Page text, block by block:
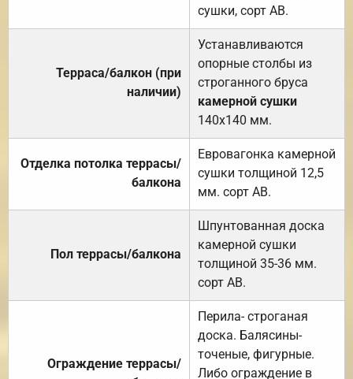
сушки, сорт АВ.
Терраса/балкон (при
наличии)
Устанавливаются
опорные столбы из
строганного бруса
камерной сушки
140х140 мм.
Отделка потолка террасы/
балкона
Евровагонка камерной
сушки толщиной 12,5
мм. сорт АВ.
Пол террасы/балкона
Шпунтованная доска
камерной сушки
толщиной 35-36 мм.
сорт АВ.
Ограждение террасы/
Перила- строганая
доска. Балясины-
точеные, фигурные.
Либо ограждение в